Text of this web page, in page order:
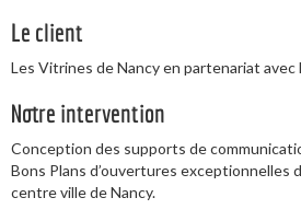
Le client
Les Vitrines de Nancy en partenariat avec
Notre intervention
Conception des supports de
Bons Plans d’ouvertures exceptionnelles
centre ville de Nancy.